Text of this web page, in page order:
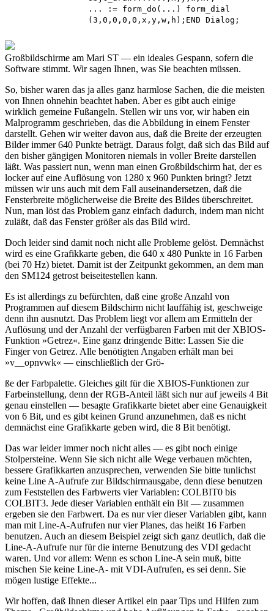
Großbildschirme am Mari ST — ein ideales Gespann, sofern die
Software stimmt. Wir sagen Ihnen, was Sie beachten müssen.
So, bisher waren das ja alles ganz harmlose Sachen, die die meisten
von Ihnen ohnehin beachtet haben. Aber es gibt auch einige
wirklich gemeine Fußangeln. Stellen wir uns vor, wir haben ein
Malprogramm geschrieben, das die Abbildung in einem Fenster
darstellt. Gehen wir weiter davon aus, daß die Breite der erzeugten
Bilder immer 640 Punkte beträgt. Daraus folgt, daß sich das Bild auf
den bisher gängigen Monitoren niemals in voller Breite darstellen
läßt. Was passiert nun, wenn man einen Großbildschirm hat, der es
locker auf eine Auflösung von 1280 x 960 Punkten bringt? Jetzt
müssen wir uns auch mit dem Fall auseinandersetzen, daß die
Fensterbreite möglicherweise die Breite des Bildes überschreitet.
Nun, man löst das Problem ganz einfach dadurch, indem man nicht
zuläßt, daß das Fenster größer als das Bild wird.
Doch leider sind damit noch nicht alle Probleme gelöst. Demnächst
wird es eine Grafikkarte geben, die 640 x 480 Punkte in 16 Farben
(bei 70 Hz) bietet. Damit ist der Zeitpunkt gekommen, an dem man
den SM124 getrost beiseitestellen kann.
Es ist allerdings zu befürchten, daß eine große Anzahl von
Programmen auf diesem Bildschirm nicht lauffähig ist, geschweige
denn ihn ausnutzt. Das Problem liegt vor allem am Ermitteln der
Auflösung und der Anzahl der verfügbaren Farben mit der XBIOS-
Funktion »Getrez«. Eine ganz dringende Bitte: Lassen Sie die
Finger von Getrez. Alle benötigten Angaben erhält man bei
»v__opnvwk« — einschließlich der Grö-
ße der Farbpalette. Gleiches gilt für die XBIOS-Funktionen zur
Farbeinstellung, denn der RGB-Anteil läßt sich nur auf jeweils 4 Bit
genau einstellen — besagte Grafikkarte bietet aber eine Genauigkeit
von 6 Bit, und es gibt keinen Grund anzunehmen, daß es nicht
demnächst eine Grafikkarte geben wird, die 8 Bit benötigt.
Das war leider immer noch nicht alles — es gibt noch einige
Stolpersteine. Wenn Sie sich nicht alle Wege verbauen möchten,
bessere Grafikkarten anzusprechen, verwenden Sie bitte tunlichst
keine Line A-Aufrufe zur Bildschirmausgabe, denn diese benutzen
zum Feststellen des Farbwerts vier Variablen: COLBIT0 bis
COLBIT3. Jede dieser Variablen enthält ein Bit — zusammen
ergeben sie den Farbwert. Da es nur vier dieser Variablen gibt, kann
man mit Line-A-Aufrufen nur vier Planes, das heißt 16 Farben
benutzen. Auch an diesem Beispiel zeigt sich ganz deutlich, daß die
Line-A-Aufrufe nur für die interne Benutzung des VDI gedacht
waren. Und vor allem: Wenn es schon Line-A sein muß, bitte
mischen Sie keine Line-A- mit VDI-Aufrufen, es sei denn. Sie
mögen lustige Effekte...
Wir hoffen, daß Ihnen dieser Artikel ein paar Tips und Hilfen zum